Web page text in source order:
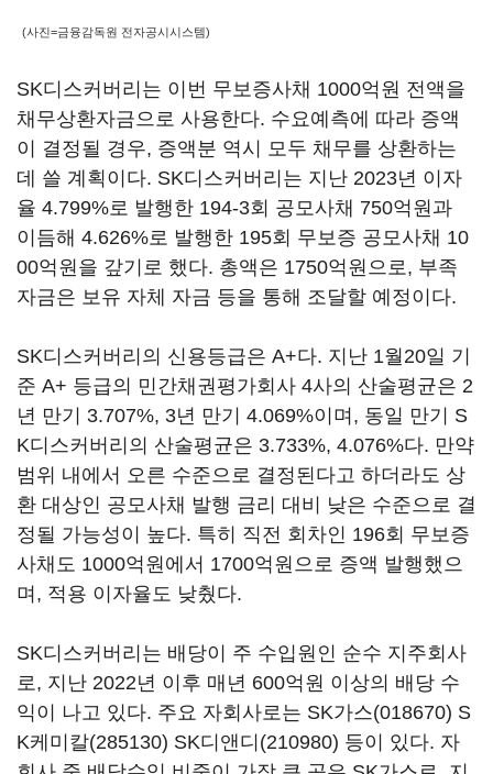
(사진=금융감독원 전자공시시스템)
SK디스커버리는 이번 무보증사채 1000억원 전액을
채무상환자금으로 사용한다. 수요예측에 따라 증액
이 결정될 경우, 증액분 역시 모두 채무를 상환하는
데 쓸 계획이다. SK디스커버리는 지난 2023년 이자
율 4.799%로 발행한 194-3회 공모사채 750억원과
이듬해 4.626%로 발행한 195회 무보증 공모사채 10
00억원을 갚기로 했다. 총액은 1750억원으로, 부족
자금은 보유 자체 자금 등을 통해 조달할 예정이다.
SK디스커버리의 신용등급은 A+다. 지난 1월20일 기
준 A+ 등급의 민간채권평가회사 4사의 산술평균은 2
년 만기 3.707%, 3년 만기 4.069%이며, 동일 만기 S
K디스커버리의 산술평균은 3.733%, 4.076%다. 만약
범위 내에서 오른 수준으로 결정된다고 하더라도 상
환 대상인 공모사채 발행 금리 대비 낮은 수준으로 결
정될 가능성이 높다. 특히 직전 회차인 196회 무보증
사채도 1000억원에서 1700억원으로 증액 발행했으
며, 적용 이자율도 낮췄다.
SK디스커버리는 배당이 주 수입원인 순수 지주회사
로, 지난 2022년 이후 매년 600억원 이상의 배당 수
익이 나고 있다. 주요 자회사로는 SK가스(018670) S
K케미칼(285130) SK디앤디(210980) 등이 있다. 자